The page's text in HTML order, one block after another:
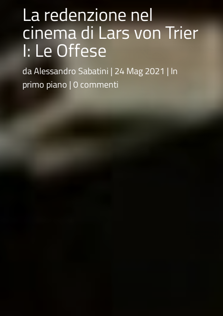
La redenzione nel
cinema di Lars von Trier
I: Le Offese
daAlessandro Sabatini 24 Mag 2021 In
primo piano 0 commenti